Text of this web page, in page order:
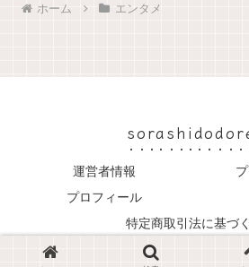
ホーム エンタメ
運営者情報
プロフィール
特定商取引法に基づ
© 2024